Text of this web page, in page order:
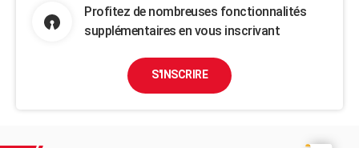
Profitez de nombreuses fonctionnalités
supplémentaires en vous inscrivant
S'INSCRIRE